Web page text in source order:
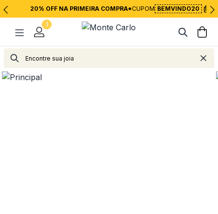
20% OFF NA PRIMEIRA COMPRA*CUPOM BEMVINDO20
1
Alianças Alianças